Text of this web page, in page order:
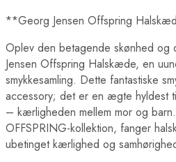
**Georg Jensen Offspring
Oplev den betagende skønhed og
Jensen Offspring Halskæde, en
smykkesamling. Dette fantastiske
accessory; det er en ægte hyldest
– kærligheden mellem mor og
OFFSPRING-kollektion, fanger
ubetinget kærlighed og